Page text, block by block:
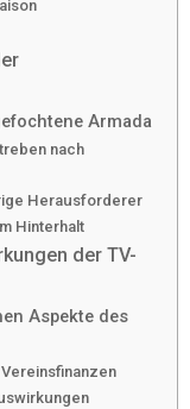
Armada
nach
Herausforderer
Hinterhalt
der TV-
Aspekte des